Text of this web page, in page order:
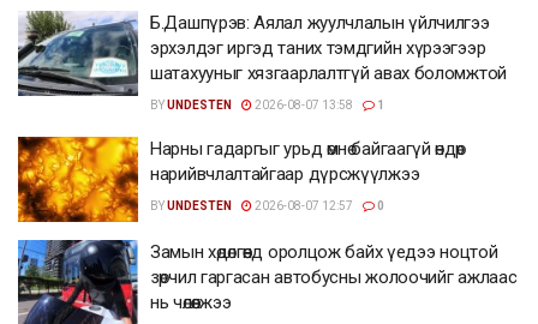
Б.Дашпүрэв: Аялал жуулчлалын үйлчилгээ
эрхэлдэг иргэд таних тэмдгийн хүрээгээр
шатахууныг хязгаарлалтгүй авах боломжтой
BYUNDESTEN 2026-08-07 13:58 1
Нарны гадаргыг урьд өмнө байгаагүй өндөр
нарийвчлалтайгаар дүрсжүүлжээ
BYUNDESTEN 2026-08-07 12:57 0
Замын хөдөлгөөнд оролцож байх үедээ ноцтой
зөрчил гаргасан автобусны жолоочийг ажлаас
нь чөлөөлжээ